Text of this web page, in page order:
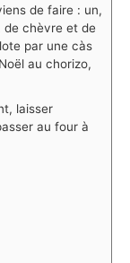
de faire : un,
de chèvre et de
par une càs
au chorizo,
laisser
au four à